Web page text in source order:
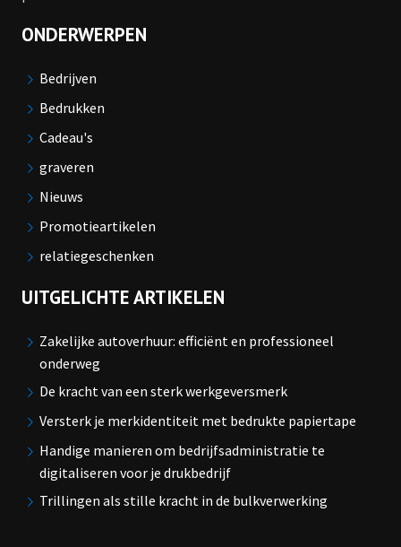
ONDERWERPEN
Bedrijven
Bedrukken
Cadeau's
graveren
Nieuws
Promotieartikelen
relatiegeschenken
UITGELICHTE ARTIKELEN
Zakelijke autoverhuur: efficiënt en professioneel
onderweg
De kracht van een sterk werkgeversmerk
Versterk je merkidentiteit met bedrukte papiertape
Handige manieren om bedrijfsadministratie te
digitaliseren voor je drukbedrijf
Trillingen als stille kracht in de bulkverwerking